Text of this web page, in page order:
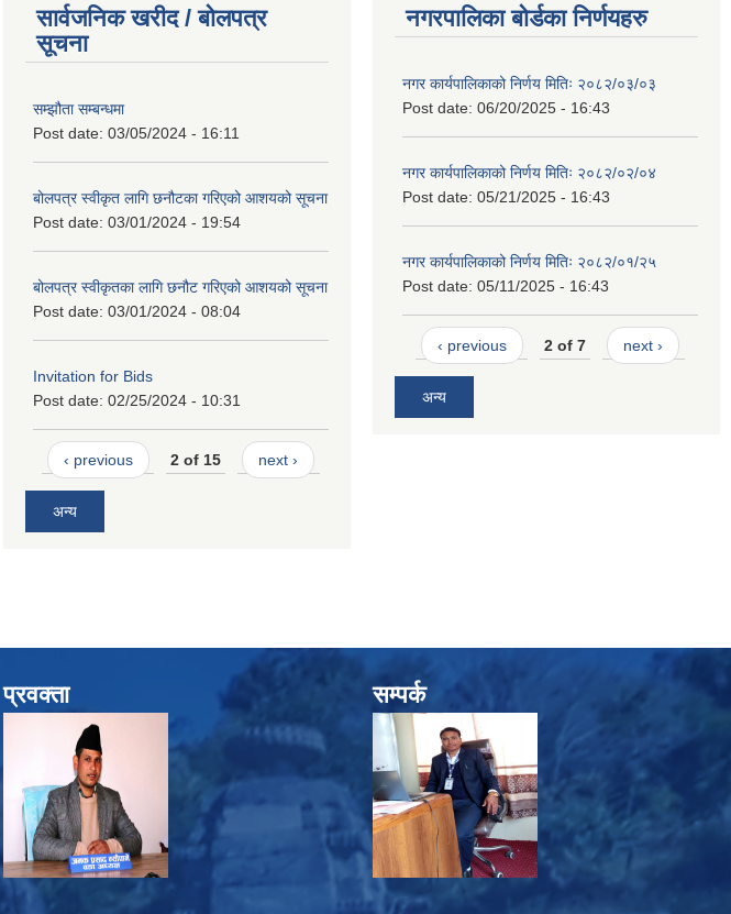
सार्वजनिक खरीद / बोलपत्र
सूचना
सम्झौता सम्बन्धमा
Post date: 03/05/2024 - 16:11
बोलपत्र स्वीकृत लागि छनौटका गरिएको आशयको सूचना
Post date: 03/01/2024 - 19:54
बोलपत्र स्वीकृतका लागि छनौट गरिएको आशयको सूचना
Post date: 03/01/2024 - 08:04
Invitation for Bids
Post date: 02/25/2024 - 10:31
‹ previous 2 of 15 next ›
अन्य
नगरपालिका बोर्डका निर्णयहरु
नगर कार्यपालिकाको निर्णय मितिः २०८२/०३/०३
Post date: 06/20/2025 - 16:43
नगर कार्यपालिकाको निर्णय मितिः २०८२/०२/०४
Post date: 05/21/2025 - 16:43
नगर कार्यपालिकाको निर्णय मितिः २०८२/०१/२५
Post date: 05/11/2025 - 16:43
‹ previous 2 of 7 next ›
अन्य
प्रवक्ता सम्पर्क